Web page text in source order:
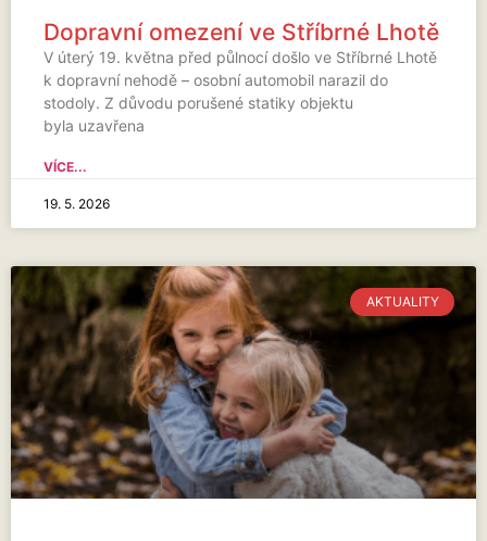
Dopravní omezení ve Stříbrné Lhotě
V úterý 19. května před půlnocí došlo ve Stříbrné Lhotě
k dopravní nehodě – osobní automobil narazil do
stodoly. Z důvodu porušené statiky objektu
byla uzavřena
VÍCE...
19. 5. 2026
AKTUALITY